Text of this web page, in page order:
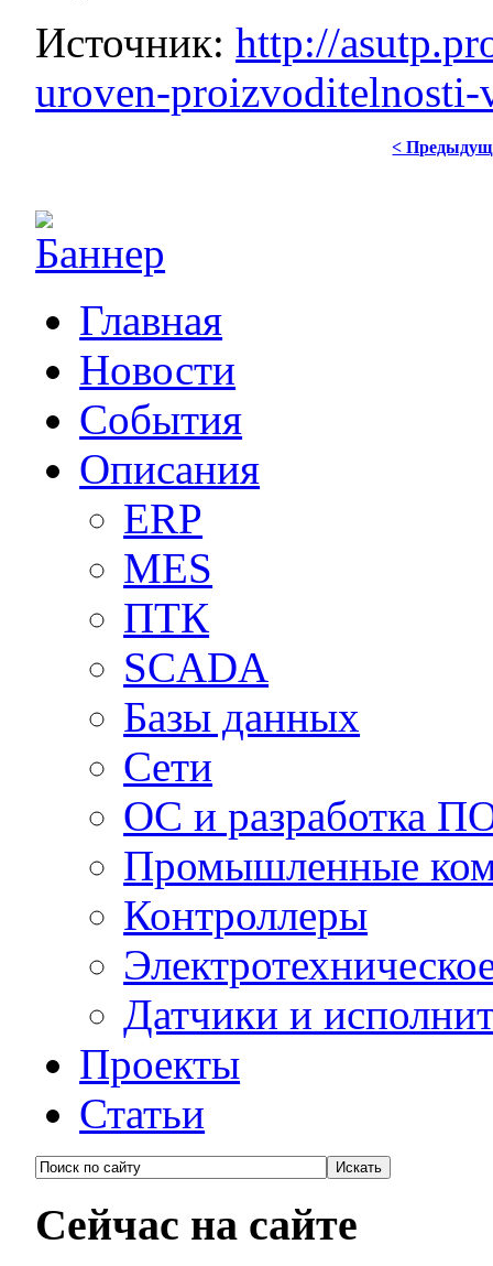
Источник:http://
uroven-
<
Главная
Новости
События
Описания
ERP
MES
ПТК
SCADA
Базы данных
Сети
ОС и разработка
Промышленные
Контроллеры
Датчики и
Проекты
Статьи
Сейчас на сайте